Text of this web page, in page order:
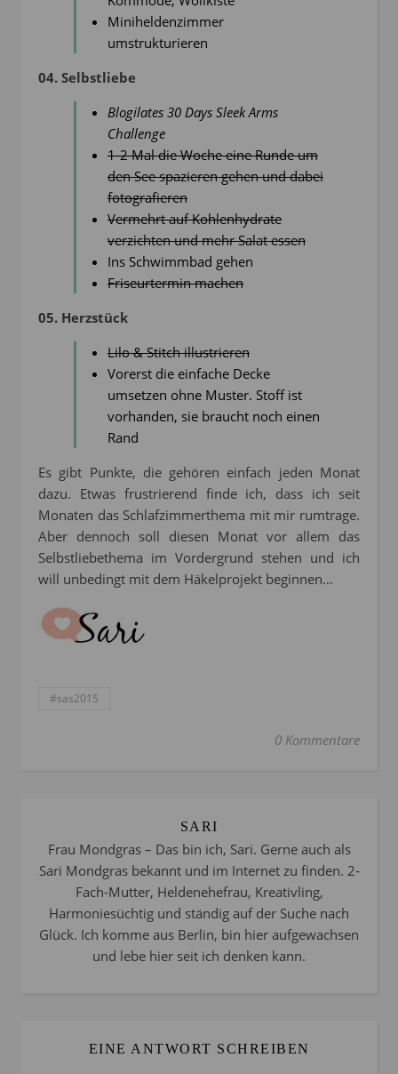
Miniheldenzimmer
umstrukturieren
04. Selbstliebe
Blogilates 30 Days Sleek Arms
Challenge
1-2 Mal die Woche eine Runde um
den See spazieren gehen und dabei
fotografieren
Vermehrt auf Kohlenhydrate
verzichten und mehr Salat essen
Ins Schwimmbad gehen
Friseurtermin machen
05. Herzstück
Lilo & Stitch illustrieren
Vorerst die einfache Decke
umsetzen ohne Muster. Stoff ist
vorhanden, sie braucht noch einen
Rand
Es gibt Punkte, die gehören einfach jeden Monat
dazu. Etwas frustrierend finde ich, dass ich seit
Monaten das Schlafzimmerthema mit mir rumtrage.
Aber dennoch soll diesen Monat vor allem das
Selbstliebethema im Vordergrund stehen und ich
will unbedingt mit dem Häkelprojekt beginnen…
#sas2015
0 Kommentare
SARI
Frau Mondgras – Das bin ich, Sari. Gerne auch als
Sari Mondgras bekannt und im Internet zu finden. 2-
Fach-Mutter, Heldenehefrau, Kreativling,
Harmoniesüchtig und ständig auf der Suche nach
Glück. Ich komme aus Berlin, bin hier aufgewachsen
und lebe hier seit ich denken kann.
EINE ANTWORT SCHREIBEN